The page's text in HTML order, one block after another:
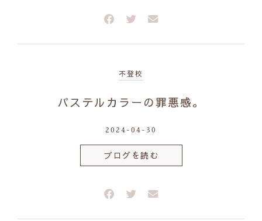
不登校
パステルカラーの罪悪感。
2024-04-30
ブログを読む